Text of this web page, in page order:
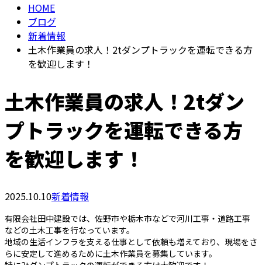
HOME
ブログ
新着情報
土木作業員の求人！2tダンプトラックを運転できる方
を歓迎します！
土木作業員の求人！2tダン
プトラックを運転できる方
を歓迎します！
2025.10.10新着情報
有限会社田中建設では、佐野市や栃木市などで河川工事・道路工事
などの土木工事を行なっています。
地域の生活インフラを支える仕事として依頼も増えており、現場をさ
らに安定して進めるために土木作業員を募集しています。